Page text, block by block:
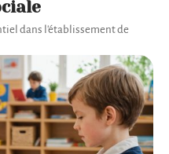
dans l'établissement de